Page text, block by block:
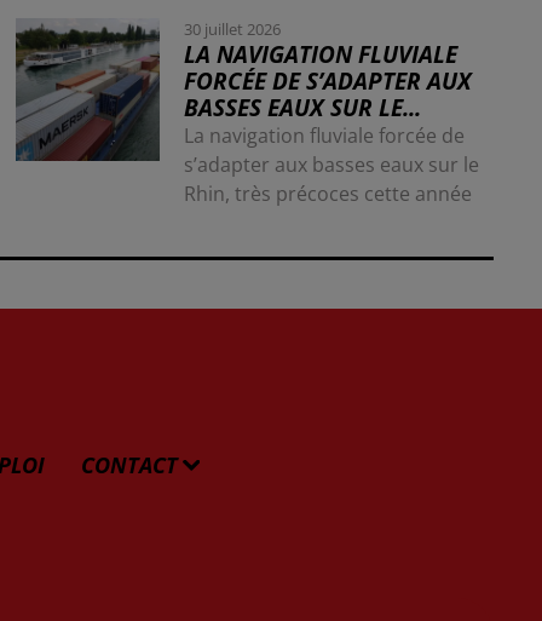
30 juillet 2026
LA NAVIGATION FLUVIALE
FORCÉE DE S’ADAPTER AUX
BASSES EAUX SUR LE...
La navigation fluviale forcée de
s’adapter aux basses eaux sur le
Rhin, très précoces cette année
CONTACT